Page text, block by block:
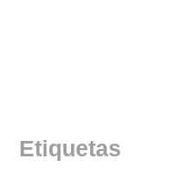
Etiquetas